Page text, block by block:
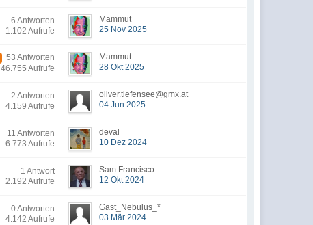
6 Antworten
1.102 Aufrufe
Mammut
25 Nov 2025
53 Antworten
46.755 Aufrufe
Mammut
28 Okt 2025
2 Antworten
4.159 Aufrufe
oliver.tiefensee@gmx.at
04 Jun 2025
11 Antworten
6.773 Aufrufe
deval
10 Dez 2024
1 Antwort
2.192 Aufrufe
Sam Francisco
12 Okt 2024
0 Antworten
4.142 Aufrufe
Gast_Nebulus_*
03 Mär 2024